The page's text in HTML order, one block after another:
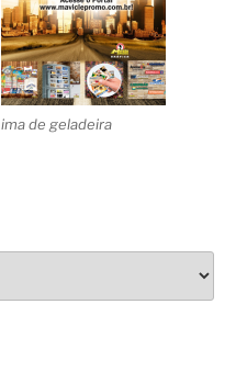
ima de geladeira